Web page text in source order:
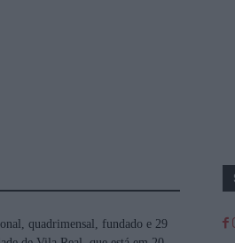
quadrimensal, fundado e 29